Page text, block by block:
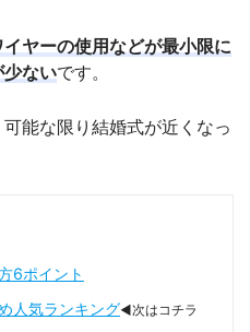
ヤーの使用などが最小限に
ないです。
能な限り結婚式が近くなっ
6ポイント
人気ランキング◀次はコチラ